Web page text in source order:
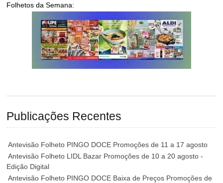
Folhetos da Semana:
Publicações Recentes
Antevisão Folheto PINGO DOCE Promoções de 11 a 17 agosto
Antevisão Folheto LIDL Bazar Promoções de 10 a 20 agosto -
Edição Digital
Antevisão Folheto PINGO DOCE Baixa de Preços Promoções de